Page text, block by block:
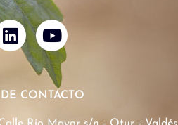
CONTACTO